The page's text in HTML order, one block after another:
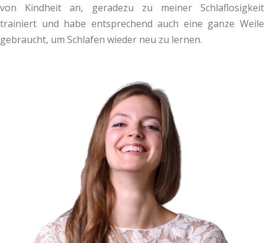
von Kindheit an, geradezu zu meiner Schlaflosigkeit
trainiert und habe entsprechend auch eine ganze Weile
gebraucht, um Schlafen wieder neu zu lernen.